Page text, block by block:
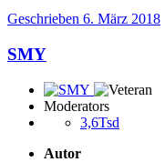
Geschrieben 6. März 2018
SMY
Moderators
3,6Tsd
Autor